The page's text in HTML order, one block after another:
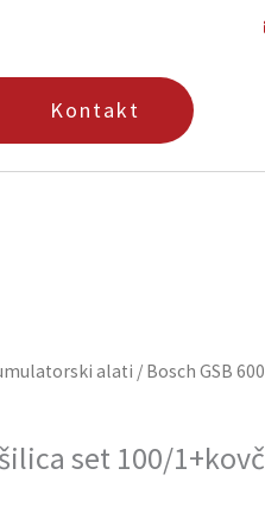
Kontakt
alati / Bosch GSB
set 100/